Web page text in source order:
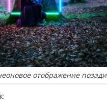
отображение